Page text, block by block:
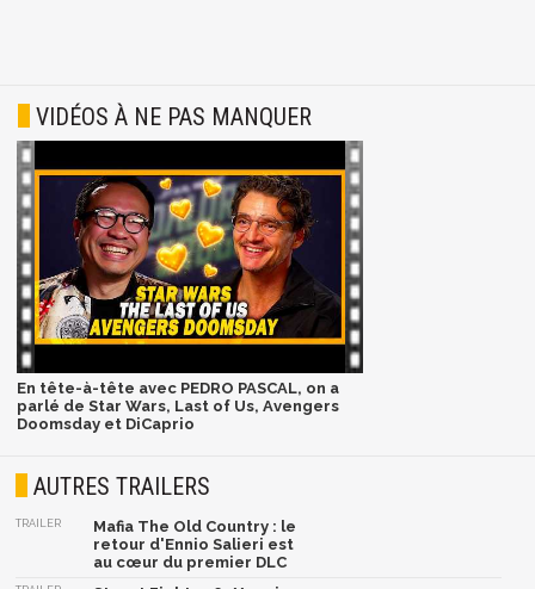
VIDÉOS À NE PAS MANQUER
En tête-à-tête avec PEDRO PASCAL, on a
parlé de Star Wars, Last of Us, Avengers
Doomsday et DiCaprio
AUTRES TRAILERS
TRAILER
Mafia The Old Country : le
retour d'Ennio Salieri est
au cœur du premier DLC